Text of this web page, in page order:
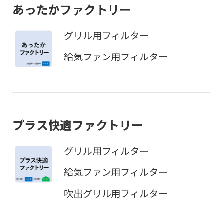
あったかファクトリー
グリル用フィルター
給気ファン用フィルター
プラス快適ファクトリー
グリル用フィルター
給気ファン用フィルター
吹出グリル用フィルター